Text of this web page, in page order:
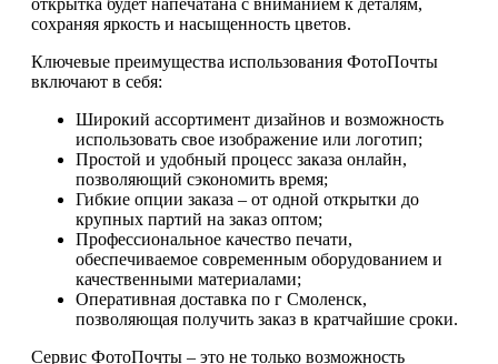
открытка будет напечатана с вниманием к деталям,
сохраняя яркость и насыщенность цветов.
Ключевые преимущества использования ФотоПочты
включают в себя:
Широкий ассортимент дизайнов и возможность
использовать свое изображение или логотип;
Простой и удобный процесс заказа онлайн,
позволяющий сэкономить время;
Гибкие опции заказа – от одной открытки до
крупных партий на заказ оптом;
Профессиональное качество печати,
обеспечиваемое современным оборудованием и
качественными материалами;
Оперативная доставка по г Смоленск,
позволяющая получить заказ в кратчайшие сроки.
Сервис ФотоПочты – это не только возможность